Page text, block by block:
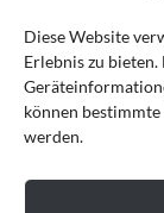
Diese Website
Erlebnis zu
können
werden.
Mein
Cookie-